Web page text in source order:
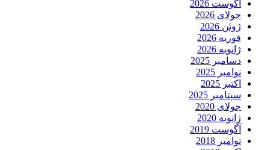
آگوست 2026
جولای 2026
ژوئن 2026
فوریه 2026
ژانویه 2026
دسامبر 2025
نوامبر 2025
اکتبر 2025
سپتامبر 2025
جولای 2020
ژانویه 2020
آگوست 2019
نوامبر 2018